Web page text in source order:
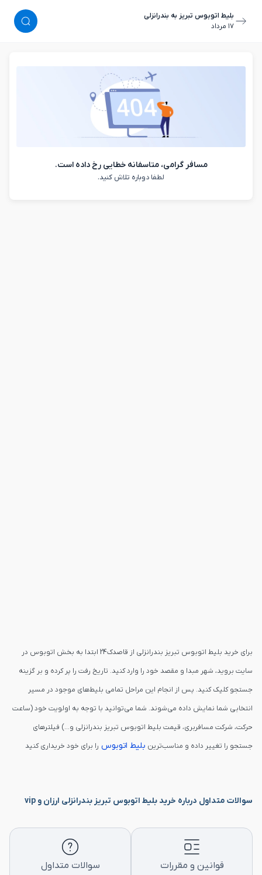
بلیط اتوبوس تبریز به بندرانزلی
١٧ مرداد
مسافر گرامی، متاسفانه خطایی رخ داده است.
لطفا دوباره تلاش کنید.
برای خرید بلیط اتوبوس تبریز بندرانزلی از قاصدک24 ابتدا به بخش اتوبوس در
سایت بروید، شهر مبدا و مقصد خود را وارد کنید. تاریخ رفت را پر کرده و بر گزینه
جستجو کلیک کنید. پس از انجام این مراحل تمامی بلیط‌های موجود در مسیر
انتخابی شما نمایش داده می‌شوند. شما می‌توانید با توجه به اولویت خود (ساعت
حرکت، شرکت مسافربری، قیمت بلیط اتوبوس تبریز بندرانزلی و...) فیلترهای
جستجو را تغییر داده و مناسب‌ترین بلیط اتوبوس را برای خود خریداری کنید
سوالات متداول درباره خرید بلیط اتوبوس تبریز بندرانزلی ارزان و vip
قوانین و مقررات سوالات متداول